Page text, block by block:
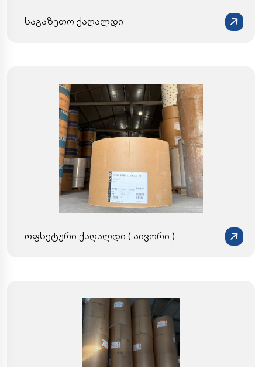
საგაზეთო ქაღალდი
ოფსეტური ქაღალდი ( აივორი )